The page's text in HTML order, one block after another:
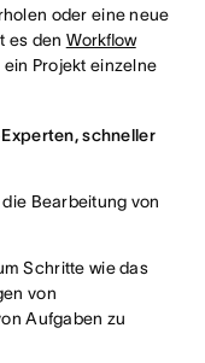
oder eine neue
es den Workflow
Projekt einzelne
schneller
die Bearbeitung von
Schritte wie das
von
Aufgaben zu